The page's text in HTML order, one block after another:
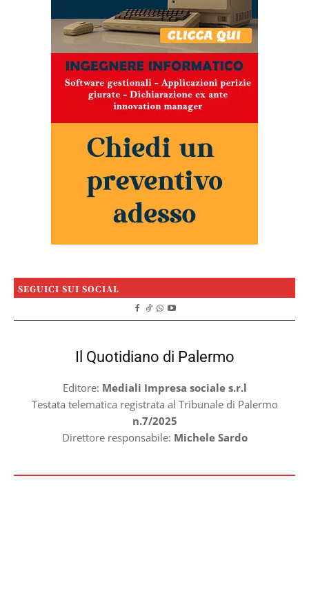
SEGUICI SUI SOCIAL
Il Quotidiano di Palermo
Editore: Mediali Impresa sociale s.r.l
Testata telematica registrata al Tribunale di Palermo
n.7/2025
Direttore responsabile: Michele Sardo